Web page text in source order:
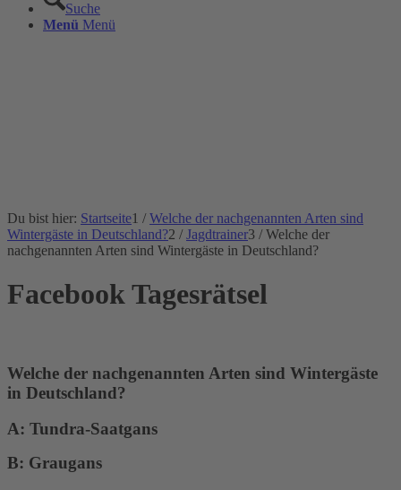
Suche
Menü Menü
Du bist hier: Startseite1 / Welche der nachgenannten Arten sind
Wintergäste in Deutschland?2 / Jagdtrainer3 / Welche der
nachgenannten Arten sind Wintergäste in Deutschland?
Facebook Tagesrätsel
Welche der nachgenannten Arten sind Wintergäste
in Deutschland?
A: Tundra-Saatgans
B: Graugans